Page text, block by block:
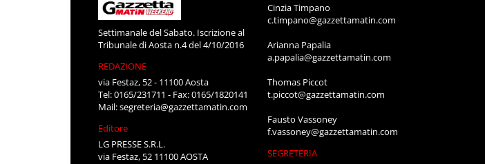
Settimanale del Sabato. Iscrizione al
Tribunale di Aosta n.4 del 4/10/2016
REDAZIONE
via Festaz, 52 - 11100 Aosta
Tel: 0165/231711 - Fax: 0165/1820141
Mail:segreteria@gazzettamatin.com
Editore
LG PRESSE S.R.L.
via Festaz, 52 11100 AOSTA
Cinzia Timpano
c.timpano@gazzettamatin.com
Arianna Papalia
a.papalia@gazzettamatin.com
Thomas Piccot
t.piccot@gazzettamatin.com
Fausto Vassoney
f.vassoney@gazzettamatin.com
SEGRETERIA